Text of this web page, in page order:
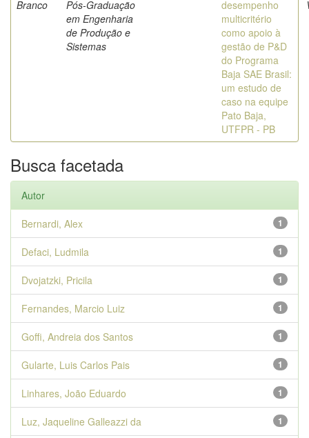
Branco
Pós-Graduação
em Engenharia
de Produção e
Sistemas
desempenho
multicritério
como apoio à
gestão de P&D
do Programa
Baja SAE Brasil:
um estudo de
caso na equipe
Pato Baja,
UTFPR - PB
Busca facetada
Autor
1
Bernardi, Alex
1
Defaci, Ludmila
1
Dvojatzki, Pricila
1
Fernandes, Marcio Luiz
1
Goffi, Andreia dos Santos
1
Gularte, Luis Carlos Pais
1
Linhares, João Eduardo
1
Luz, Jaqueline Galleazzi da